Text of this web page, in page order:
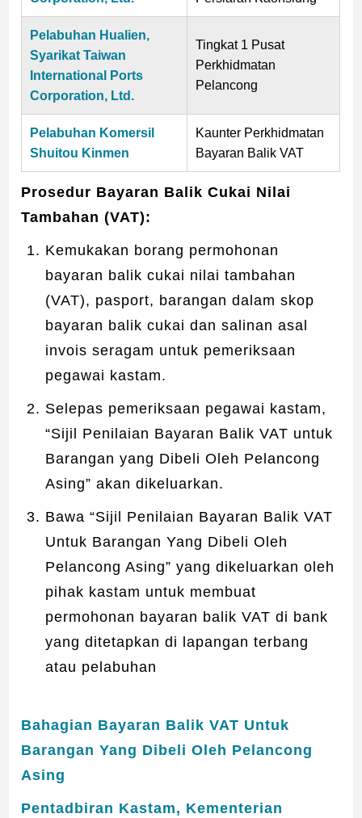
Pelabuhan Hualien,
Syarikat Taiwan
International Ports
Corporation, Ltd.
Tingkat 1 Pusat
Perkhidmatan
Pelancong
Pelabuhan Komersil
Shuitou Kinmen
Kaunter Perkhidmatan
Bayaran Balik VAT
Prosedur Bayaran Balik Cukai Nilai
Tambahan (VAT):
Kemukakan borang permohonan
bayaran balik cukai nilai tambahan
(VAT), pasport, barangan dalam skop
bayaran balik cukai dan salinan asal
invois seragam untuk pemeriksaan
pegawai kastam.
Selepas pemeriksaan pegawai kastam,
“Sijil Penilaian Bayaran Balik VAT untuk
Barangan yang Dibeli Oleh Pelancong
Asing” akan dikeluarkan.
Bawa “Sijil Penilaian Bayaran Balik VAT
Untuk Barangan Yang Dibeli Oleh
Pelancong Asing” yang dikeluarkan oleh
pihak kastam untuk membuat
permohonan bayaran balik VAT di bank
yang ditetapkan di lapangan terbang
atau pelabuhan
Bahagian Bayaran Balik VAT Untuk
Barangan Yang Dibeli Oleh Pelancong
Asing
Pentadbiran Kastam, Kementerian